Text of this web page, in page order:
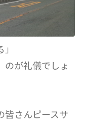
のが礼儀でしょ
皆さんピースサ